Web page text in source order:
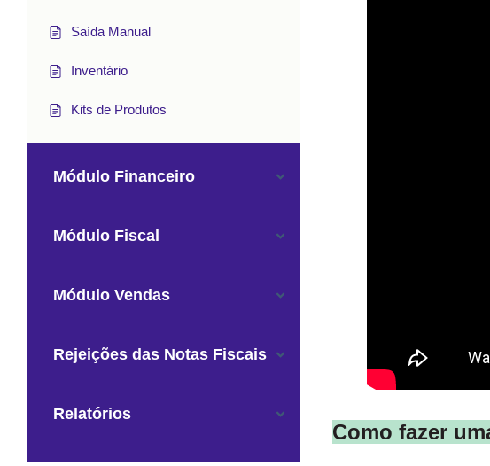
Saída Manual
Inventário
Kits de Produtos
Módulo Financeiro
Módulo Fiscal
Módulo Vendas
Rejeições das Notas Fiscais
Relatórios
Como fazer